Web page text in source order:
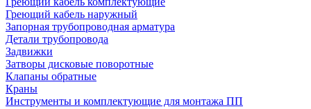
Греющий кабель наружный
Запорная трубопроводная арматура
Детали трубопровода
Задвижки
Затворы дисковые поворотные
Клапаны обратные
Краны
Инструменты и комплектующие для монтажа ПП